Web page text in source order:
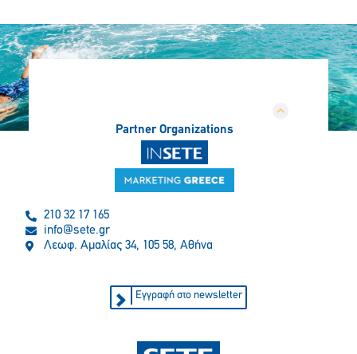
Partner Organizations
210 32 17 165
info@sete.gr
Λεωφ. Αμαλίας 34, 105 58, Αθήνα
Εγγραφή στο newsletter